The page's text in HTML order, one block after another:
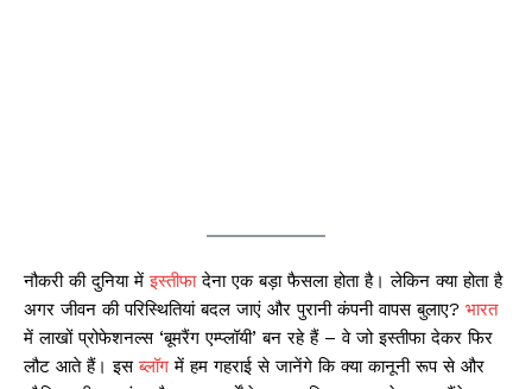
नौकरी की दुनिया मेंइस्तीफादेना एक बड़ा फैसला होता है। लेकिन क्या होता है
अगर जीवन की परिस्थितियां बदल जाएं और पुरानी कंपनी वापस बुलाए? भारत
में लाखों प्रोफेशनल्स ‘बूमरैंग एम्प्लॉयी’ बन रहे हैं – वे जो इस्तीफा देकर फिर
लौट आते हैं। इसब्लॉग में हम गहराई से जानेंगे कि क्या कानूनी रूप से और